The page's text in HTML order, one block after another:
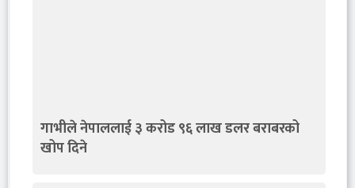
गाभीले नेपाललाई ३ करोड ९६ लाख डलर बराबरको
खोप दिने